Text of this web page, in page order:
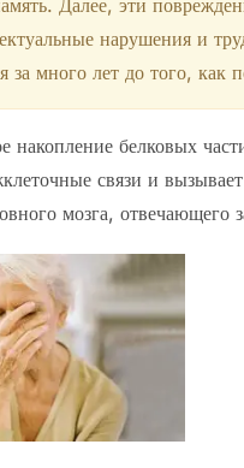
Далее, эти
нарушения и
за много лет до того,
накопление белковых
связи и
мозга,